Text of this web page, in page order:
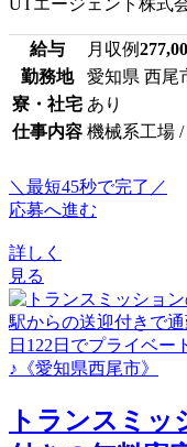
UTエージェント株式
給与 月収例
勤務地
愛知県 西尾
寮・社宅 あり
仕事内容 機械系工場
＼最短45秒で完了／
応募へ進む
詳しく
見る
トランスミ